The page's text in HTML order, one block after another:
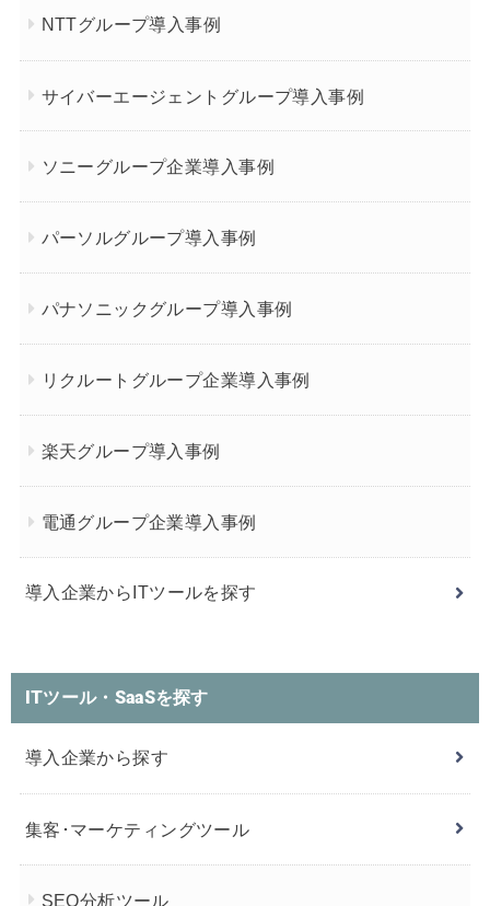
NTTグループ導入事例
サイバーエージェントグループ導入事例
ソニーグループ企業導入事例
パーソルグループ導入事例
パナソニックグループ導入事例
リクルートグループ企業導入事例
楽天グループ導入事例
電通グループ企業導入事例
導入企業からITツールを探す
ITツール・SaaSを探す
導入企業から探す
集客･マーケティングツール
SEO分析ツール